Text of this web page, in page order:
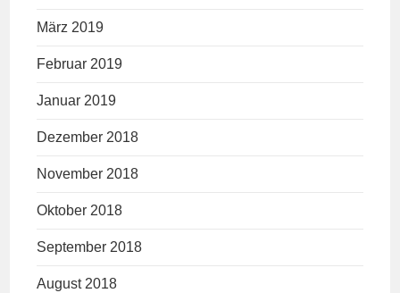
März 2019
Februar 2019
Januar 2019
Dezember 2018
November 2018
Oktober 2018
September 2018
August 2018